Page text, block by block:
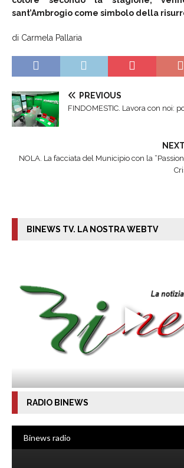
sant’Ambrogio come simbolo della
di Carmela Pallaria
PREVIOUS
FINDOMESTIC. Lavora con noi:
NEXT
NOLA. La facciata del Municipio con la
BINEWS TV. LA NOSTRA WEBTV
RADIO BINEWS